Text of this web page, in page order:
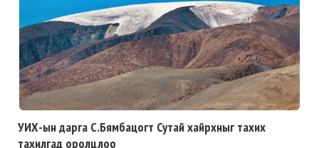
УИХ-ын дарга С.Бямбацогт Сутай хайрхныг тахих
тахилгад оролцлоо